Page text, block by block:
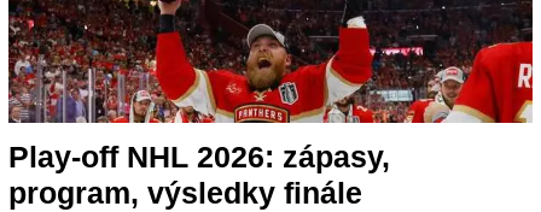
Play-off NHL 2026: zápasy,
program, výsledky finále